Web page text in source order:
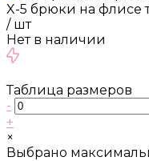
X-5 брюки на флисе
/ шт
Нет в наличии
Таблица размеров
-
+
×
Выбрано